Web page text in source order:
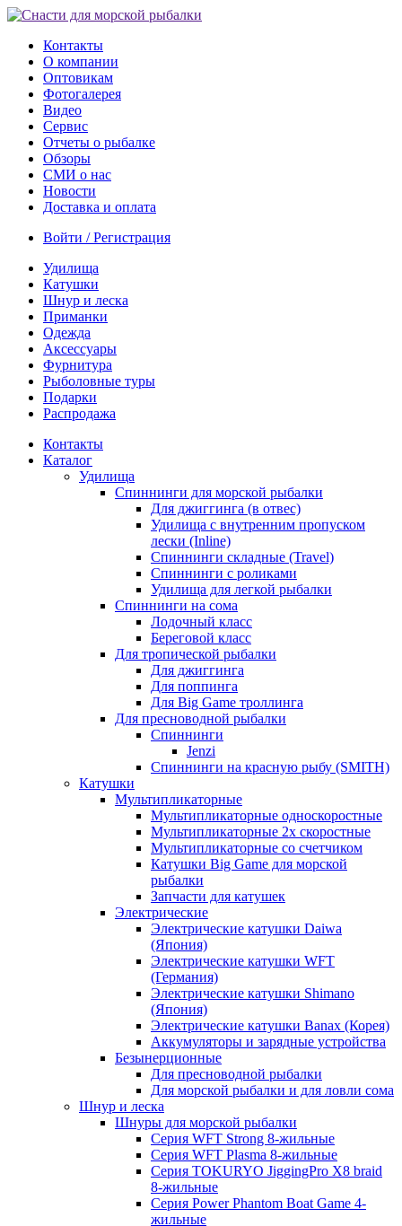
Контакты
О компании
Оптовикам
Фотогалерея
Видео
Сервис
Отчеты о рыбалке
Обзоры
СМИ о нас
Новости
Доставка и оплата
Войти / Регистрация
Удилища
Катушки
Шнур и леска
Приманки
Одежда
Аксессуары
Фурнитура
Рыболовные туры
Подарки
Распродажа
Контакты
Каталог
Удилища
Спиннинги для морской рыбалки
Для джиггинга (в отвес)
Удилища с внутренним пропуском
лески (Inline)
Спиннинги складные (Travel)
Спиннинги с роликами
Удилища для легкой рыбалки
Спиннинги на сома
Лодочный класс
Береговой класс
Для тропической рыбалки
Для джиггинга
Для поппинга
Для Big Game троллинга
Для пресноводной рыбалки
Спиннинги
Jenzi
Спиннинги на красную рыбу (SMITH)
Катушки
Мультипликаторные
Мультипликаторные односкоростные
Мультипликаторные 2х скоростные
Мультипликаторные со счетчиком
Катушки Big Game для морской
рыбалки
Запчасти для катушек
Электрические
Электрические катушки Daiwa
(Япония)
Электрические катушки WFT
(Германия)
Электрические катушки Shimano
(Япония)
Электрические катушки Banax (Корея)
Аккумуляторы и зарядные устройства
Безынерционные
Для пресноводной рыбалки
Для морской рыбалки и для ловли сома
Шнур и леска
Шнуры для морской рыбалки
Серия WFT Strong 8-жильные
Серия WFT Plasma 8-жильные
Серия TOKURYO JiggingPro X8 braid
8-жильные
Серия Power Phantom Boat Game 4-
жильные